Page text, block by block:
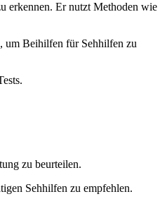
erkennen. Er nutzt Methoden wie
um Beihilfen für Sehhilfen zu
zu beurteilen.
Sehhilfen zu empfehlen.